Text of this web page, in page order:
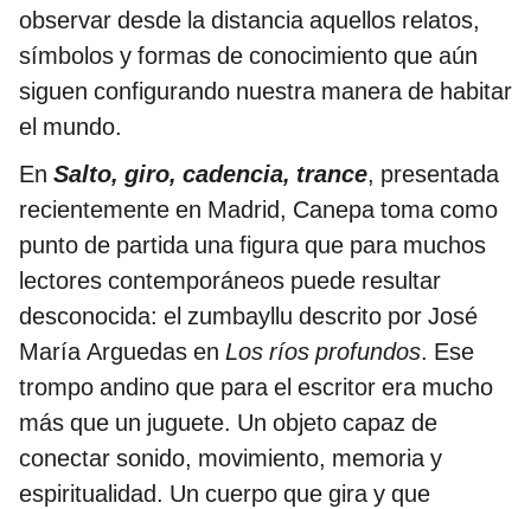
observar desde la distancia aquellos relatos,
símbolos y formas de conocimiento que aún
siguen configurando nuestra manera de habitar
el mundo.
En Salto, giro, cadencia, trance, presentada
recientemente en Madrid, Canepa toma como
punto de partida una figura que para muchos
lectores contemporáneos puede resultar
desconocida: el zumbayllu descrito por José
María Arguedas en Los ríos profundos. Ese
trompo andino que para el escritor era mucho
más que un juguete. Un objeto capaz de
conectar sonido, movimiento, memoria y
espiritualidad. Un cuerpo que gira y que